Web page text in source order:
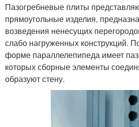
Пазогребневые плиты
прямоугольные изделия,
возведения ненесущих
слабо нагруженных конструкций.
форме параллелепипеда имеет
которых сборные элементы
образуют стену.